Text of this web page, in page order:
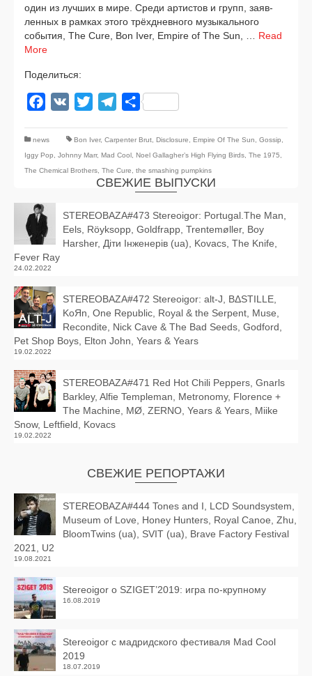
один из луч­ших в мире. Среди арти­стов и групп, заяв­
лен­ных в рам­ках это­го трёх­днев­но­го музы­каль­но­го
собы­тия, The Cure, Bon Iver, Empire of The Sun, … Read
More
Поделиться:
Facebook
VK Twitter TelegramОтправить
news Bon Iver, Carpenter Brut Disclosure Empire Of The Sun Gossip
Iggy Pop
Johnny Marr, Mad Cool Noel Gallagher’s High Flying Birds The 1975
The Chemical Brothers The Cure the smashing pumpkins
СВЕЖИЕ ВЫПУСКИ
STEREOBAZA#473 Stereoigor: Portugal.The Man,
Eels, Röyksopp, Goldfrapp, Trentemøller, Boy
Harsher, Діти Інженерів (ua), Kovacs, The Knife,
Fever Ray
24.02.2022
STEREOBAZA#472 Stereoigor: alt‑J, BΔSTILLE,
KoЯn, One Republic, Royal & the Serpent, Muse,
Recondite, Nick Cave & The Bad Seeds, Godford,
Pet Shop Boys, Elton John, Years & Years
19.02.2022
STEREOBAZA#471 Red Hot Chili Peppers, Gnarls
Barkley, Alfie Templeman, Metronomy, Florence +
The Machine, MØ, ZERNO, Years & Years, Miike
Snow, Leftfield, Kovacs
19.02.2022
СВЕЖИЕ РЕПОРТАЖИ
STEREOBAZA#444 Tones and I, LCD Soundsystem,
Museum of Love, Honey Hunters, Royal Canoe, Zhu,
BloomTwins (ua), SVIT (ua), Brave Factory Festival
2021, U2
19.08.2021
Stereoigor о SZIGET’2019: игра по-крупному
16.08.2019
Stereoigor с мадридского фестиваля Mad Cool
2019
18.07.2019